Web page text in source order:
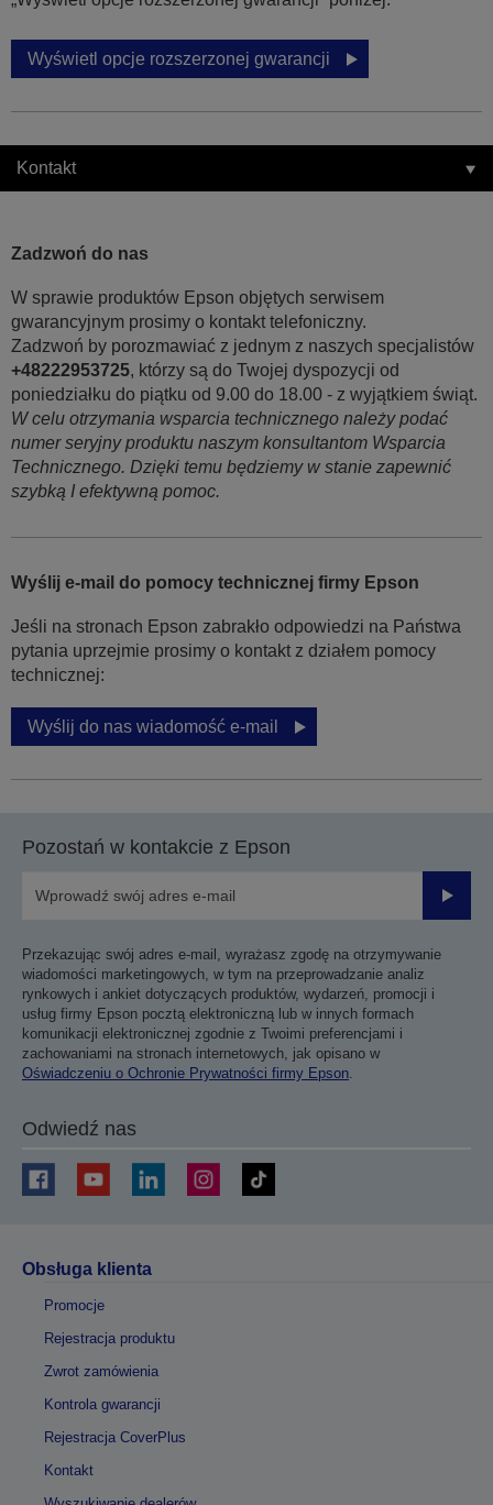
Wyświetl opcje rozszerzonej gwarancji
Kontakt
Zadzwoń do nas
W sprawie produktów Epson objętych serwisem
gwarancyjnym prosimy o kontakt telefoniczny.
Zadzwoń by porozmawiać z jednym z naszych specjalistów
+48222953725, którzy są do Twojej dyspozycji od
poniedziałku do piątku od 9.00 do 18.00 - z wyjątkiem świąt.
W celu otrzymania wsparcia technicznego należy podać
numer seryjny produktu naszym konsultantom Wsparcia
Technicznego. Dzięki temu będziemy w stanie zapewnić
szybką I efektywną pomoc.
Wyślij e-mail do pomocy technicznej firmy Epson
Jeśli na stronach Epson zabrakło odpowiedzi na Państwa
pytania uprzejmie prosimy o kontakt z działem pomocy
technicznej:
Wyślij do nas wiadomość e-mail
Pozostań w kontakcie z Epson
Przekazując swój adres e-mail, wyrażasz zgodę na otrzymywanie
wiadomości marketingowych, w tym na przeprowadzanie analiz
rynkowych i ankiet dotyczących produktów, wydarzeń, promocji i
usług firmy Epson pocztą elektroniczną lub w innych formach
komunikacji elektronicznej zgodnie z Twoimi preferencjami i
zachowaniami na stronach internetowych, jak opisano w
Oświadczeniu o Ochronie Prywatności firmy Epson.
Odwiedź nas
Obsługa klienta
Promocje
Rejestracja produktu
Zwrot zamówienia
Kontrola gwarancji
Rejestracja CoverPlus
Kontakt